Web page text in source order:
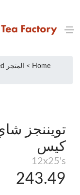
Home > المتجر
تويننجز
كيس
12x25's
243.49